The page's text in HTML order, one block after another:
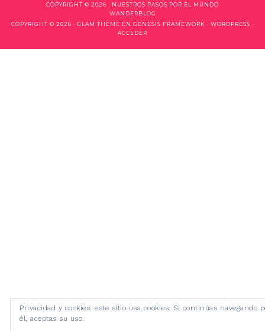
COPYRIGHT © 2026 · NUESTROS PASOS POR EL MUNDO
WANDERBLOG
COPYRIGHT © 2026 · GLAM THEME EN GENESIS FRAMEWORK · WORDPRESS ·
ACCEDER
Privacidad y cookies: este sitio usa cookies. Si continúas navegando
él, aceptas su uso.